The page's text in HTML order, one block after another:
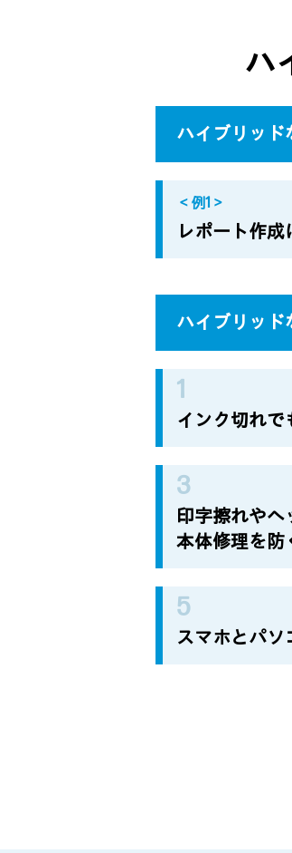
ハ
ハイブリッド
＜例1＞
レポート作成
ハイブリッド
インク切れで
印字擦れやヘ
本体修理を防
スマホとパソ